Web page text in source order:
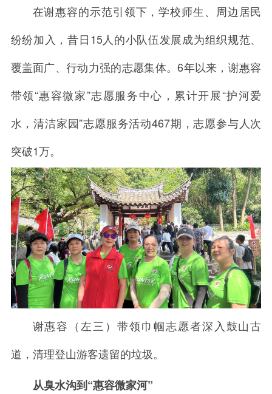
在谢惠容的示范引领下，学校师生、周边居民
纷纷加入，昔日15人的小队伍发展成为组织规范、
覆盖面广、行动力强的志愿集体。6年以来，谢惠容
带领“惠容微家”志愿服务中心，累计开展“护河爱
水，清洁家园”志愿服务活动467期，志愿参与人次
突破1万。
谢惠容（左三）带领巾帼志愿者深入鼓山古
道，清理登山游客遗留的垃圾。
从臭水沟到“惠容微家河”